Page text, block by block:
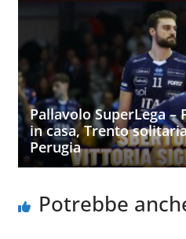
Pallavolo SuperLega –
in casa, Trento
Perugia
Potrebbe